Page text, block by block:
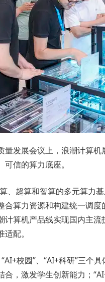
量发展会议上，浪潮计算
信的算力底座。
、超算和智算的多元算力
合算力资源和构建统一调
计算机产品线实现国内主
配。
校园”、“AI+科研”三个
，激发学生创新能力；